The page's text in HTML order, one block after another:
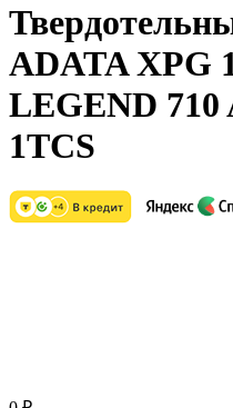
ADATA XPG
LEGEND 710
1TCS